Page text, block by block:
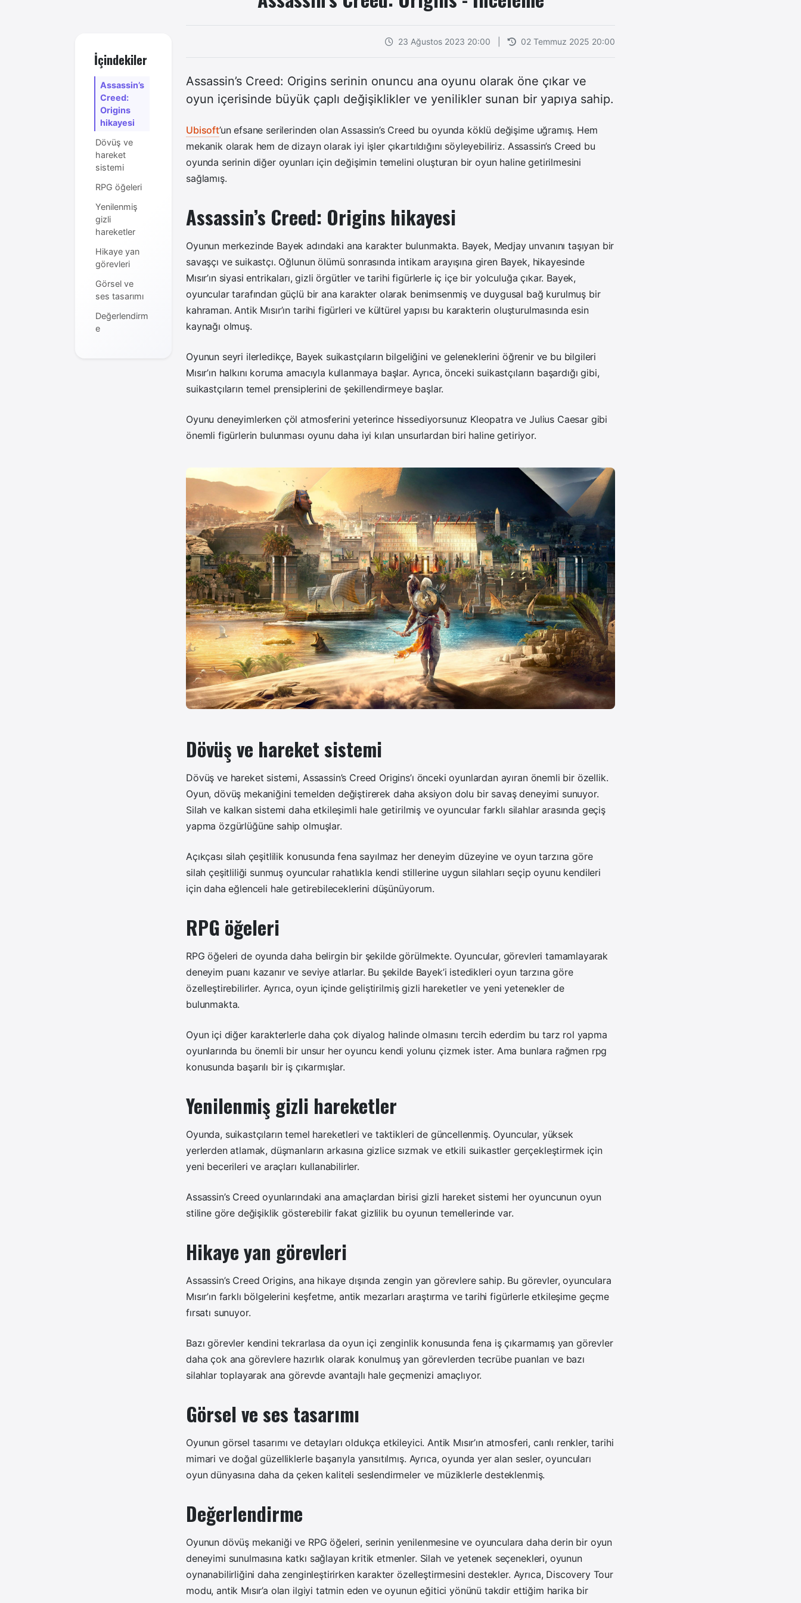
İçindekiler
Assassin’s
Creed:
Origins
hikayesi
Dövüş ve
hareket
sistemi
RPG öğeleri
Yenilenmiş
gizli
hareketler
Hikaye yan
görevleri
Görsel ve
ses tasarımı
Değerlendirm
e
23 Ağustos 2023 20:00 02 Temmuz 2025 20:00
Assassin’s Creed: Origins serinin onuncu ana oyunu olarak öne çıkar ve
oyun içerisinde büyük çaplı değişiklikler ve yenilikler sunan bir yapıya sahip.
Ubisoft’un efsane serilerinden olan Assassin’s Creed bu oyunda köklü değişime uğramış. Hem
mekanik olarak hem de dizayn olarak iyi işler çıkartıldığını söyleyebiliriz. Assassin’s Creed bu
oyunda serinin diğer oyunları için değişimin temelini oluşturan bir oyun haline getirilmesini
sağlamış.
Assassin’s Creed: Origins hikayesi
Oyunun merkezinde Bayek adındaki ana karakter bulunmakta. Bayek, Medjay unvanını taşıyan bir
savaşçı ve suikastçı. Oğlunun ölümü sonrasında intikam arayışına giren Bayek, hikayesinde
Mısır’ın siyasi entrikaları, gizli örgütler ve tarihi figürlerle iç içe bir yolculuğa çıkar. Bayek,
oyuncular tarafından güçlü bir ana karakter olarak benimsenmiş ve duygusal bağ kurulmuş bir
kahraman. Antik Mısır’ın tarihi figürleri ve kültürel yapısı bu karakterin oluşturulmasında esin
kaynağı olmuş.
Oyunun seyri ilerledikçe, Bayek suikastçıların bilgeliğini ve geleneklerini öğrenir ve bu bilgileri
Mısır’ın halkını koruma amacıyla kullanmaya başlar. Ayrıca, önceki suikastçıların başardığı gibi,
suikastçıların temel prensiplerini de şekillendirmeye başlar.
Oyunu deneyimlerken çöl atmosferini yeterince hissediyorsunuz Kleopatra ve Julius Caesar gibi
önemli figürlerin bulunması oyunu daha iyi kılan unsurlardan biri haline getiriyor.
Dövüş ve hareket sistemi
Dövüş ve hareket sistemi, Assassin’s Creed Origins’ı önceki oyunlardan ayıran önemli bir özellik.
Oyun, dövüş mekaniğini temelden değiştirerek daha aksiyon dolu bir savaş deneyimi sunuyor.
Silah ve kalkan sistemi daha etkileşimli hale getirilmiş ve oyuncular farklı silahlar arasında geçiş
yapma özgürlüğüne sahip olmuşlar.
Açıkçası silah çeşitlilik konusunda fena sayılmaz her deneyim düzeyine ve oyun tarzına göre
silah çeşitliliği sunmuş oyuncular rahatlıkla kendi stillerine uygun silahları seçip oyunu kendileri
için daha eğlenceli hale getirebileceklerini düşünüyorum.
RPG öğeleri
RPG öğeleri de oyunda daha belirgin bir şekilde görülmekte. Oyuncular, görevleri tamamlayarak
deneyim puanı kazanır ve seviye atlarlar. Bu şekilde Bayek’i istedikleri oyun tarzına göre
özelleştirebilirler. Ayrıca, oyun içinde geliştirilmiş gizli hareketler ve yeni yetenekler de
bulunmakta.
Oyun içi diğer karakterlerle daha çok diyalog halinde olmasını tercih ederdim bu tarz rol yapma
oyunlarında bu önemli bir unsur her oyuncu kendi yolunu çizmek ister. Ama bunlara rağmen rpg
konusunda başarılı bir iş çıkarmışlar.
Yenilenmiş gizli hareketler
Oyunda, suikastçıların temel hareketleri ve taktikleri de güncellenmiş. Oyuncular, yüksek
yerlerden atlamak, düşmanların arkasına gizlice sızmak ve etkili suikastler gerçekleştirmek için
yeni becerileri ve araçları kullanabilirler.
Assassin’s Creed oyunlarındaki ana amaçlardan birisi gizli hareket sistemi her oyuncunun oyun
stiline göre değişiklik gösterebilir fakat gizlilik bu oyunun temellerinde var.
Hikaye yan görevleri
Assassin’s Creed Origins, ana hikaye dışında zengin yan görevlere sahip. Bu görevler, oyunculara
Mısır’ın farklı bölgelerini keşfetme, antik mezarları araştırma ve tarihi figürlerle etkileşime geçme
fırsatı sunuyor.
Bazı görevler kendini tekrarlasa da oyun içi zenginlik konusunda fena iş çıkarmamış yan görevler
daha çok ana görevlere hazırlık olarak konulmuş yan görevlerden tecrübe puanları ve bazı
silahlar toplayarak ana görevde avantajlı hale geçmenizi amaçlıyor.
Görsel ve ses tasarımı
Oyunun görsel tasarımı ve detayları oldukça etkileyici. Antik Mısır’ın atmosferi, canlı renkler, tarihi
mimari ve doğal güzelliklerle başarıyla yansıtılmış. Ayrıca, oyunda yer alan sesler, oyuncuları
oyun dünyasına daha da çeken kaliteli seslendirmeler ve müziklerle desteklenmiş.
Değerlendirme
Oyunun dövüş mekaniği ve RPG öğeleri, serinin yenilenmesine ve oyunculara daha derin bir oyun
deneyimi sunulmasına katkı sağlayan kritik etmenler. Silah ve yetenek seçenekleri, oyunun
oynanabilirliğini daha zenginleştirirken karakter özelleştirmesini destekler. Ayrıca, Discovery Tour
modu, antik Mısır’a olan ilgiyi tatmin eden ve oyunun eğitici yönünü takdir ettiğim harika bir